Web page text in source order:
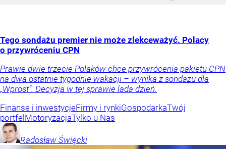
Tego sondażu premier nie może zlekceważyć. Polacy
o przywróceniu CPN
Prawie dwie trzecie Polaków chce przywrócenia pakietu CPN
na dwa ostatnie tygodnie wakacji – wynika z sondażu dla
„Wprost”. Decyzja w tej sprawie lada dzień.
Finanse i inwestycjeFirmy i rynkiGospodarkaTwój
portfel MotoryzacjaTylko u Nas
Radosław Święcki